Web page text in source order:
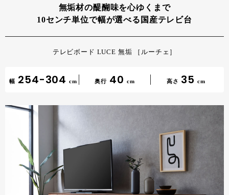
無垢材の醍醐味を心ゆくまで
10センチ単位で幅が選べる国産テレビ台
テレビボード LUCE 無垢 ［ルーチェ］
幅 254-304 cm 奥行 40 cm 高さ 35 cm